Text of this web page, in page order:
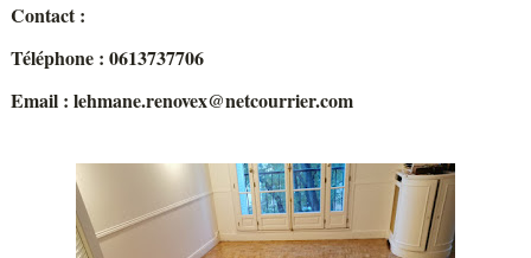
Contact :
Téléphone : 0613737706
Email : lehmane.renovex@netcourrier.com